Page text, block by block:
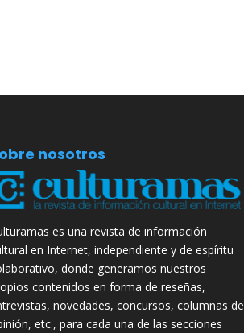
nosotros
es una revista de información
en Internet, independiente y de espíritu
donde generamos nuestros
contenidos en forma de reseñas,
novedades, concursos, columnas de
etc., para cada una de las secciones